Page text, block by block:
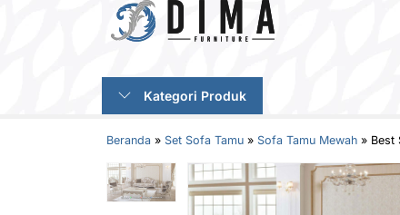
Kategori Produk
Beranda » Set Sofa Tamu » Sofa Tamu Mewah » Best